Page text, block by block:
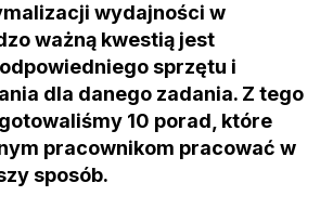
wydajności w
ważną kwestią jest
sprzętu i
dla danego zadania. Z tego
10 porad, które
pracownikom pracować w
sposób.